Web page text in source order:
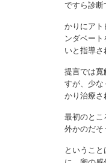
ですら診断
かりにアト
ンダベー
いと指導さ
提言では寛
すが、少な
かり治療さ
最初のとこ
外かのだそ
というこ